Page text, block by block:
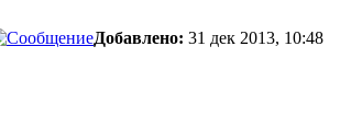
Добавлено: 31 дек 2013, 10:48